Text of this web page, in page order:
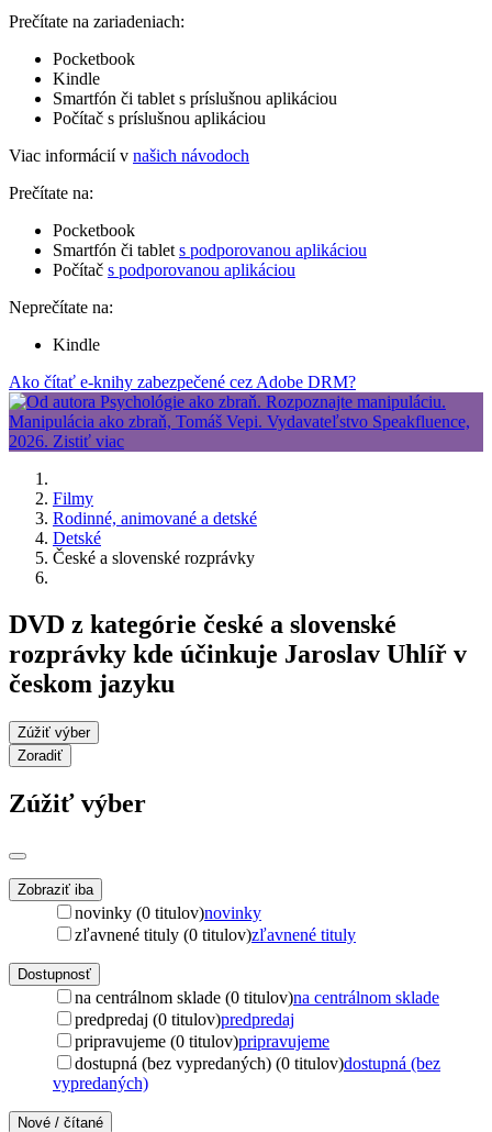
Prečítate na zariadeniach:
Pocketbook
Kindle
Smartfón či tablet s príslušnou aplikáciou
Počítač s príslušnou aplikáciou
Viac informácií v našich návodoch
Prečítate na:
Pocketbook
Smartfón či tablet s podporovanou aplikáciou
Počítač s podporovanou aplikáciou
Neprečítate na:
Kindle
Ako čítať e-knihy zabezpečené cez Adobe DRM?
Filmy
Rodinné, animované a detské
Detské
České a slovenské rozprávky
DVD z kategórie české a slovenské
rozprávky kde účinkuje Jaroslav Uhlíř v
českom jazyku
Zúžiť výber
Zoradiť
Zúžiť výber
Zobraziť iba
novinky (0 titulov)novinky
zľavnené tituly (0 titulov)zľavnené tituly
Dostupnosť
na centrálnom sklade (0 titulov)na centrálnom sklade
predpredaj (0 titulov)predpredaj
pripravujeme (0 titulov)pripravujeme
dostupná (bez vypredaných) (0 titulov)dostupná (bez
vypredaných)
Nové / čítané